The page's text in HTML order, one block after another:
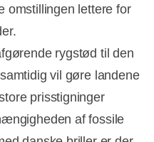
omstillingen lettere for
rygstød til den
vil gøre landene
prisstigninger
af fossile